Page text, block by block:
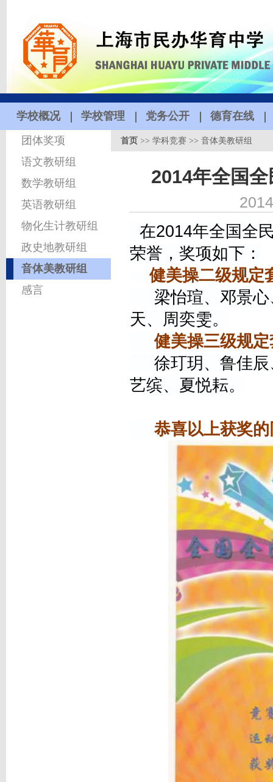
学校概况 学校管理 党务公开
德育在线
团体奖项
语文教研组
数学教研组
英语教研组
物化生计教研组
政史地教研组
音体美教研组
感言
首页 >>学科竞赛 >>音体美教研组
2014年全国
在2014年全国全
荣誉，奖项如下：
健美操二级规定
梁怡瑄、邓景心
天、周奕雯。
健美操三级规
徐玎玥、鲁佳辰
艺缤、夏悦耘。
恭喜以上获奖